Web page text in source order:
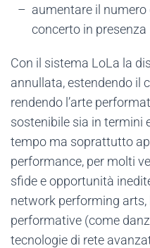
aumentare il
concerto in presenza
Con il sistema LoLa la
annullata, estendendo il
rendendo l’arte
sostenibile sia in termini
tempo ma soprattutto
performance, per molti
sfide e opportunità
network performing arts,
performative (come
tecnologie di rete